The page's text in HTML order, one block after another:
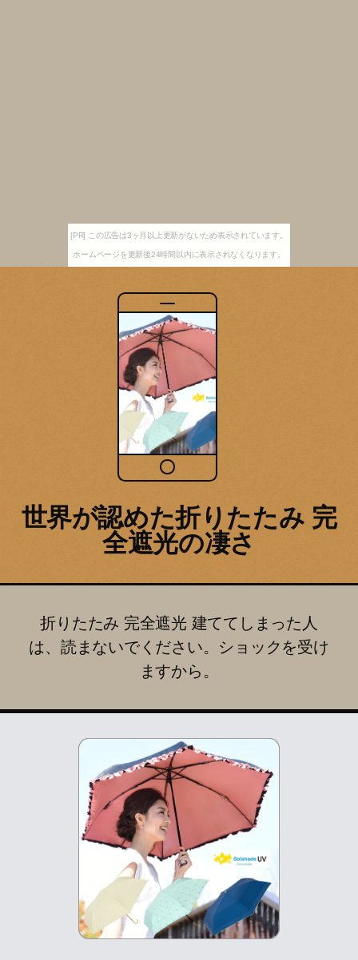
[PR] この広告は3ヶ月以上更新がないため表示されています。
ホームページを更新後24時間以内に表示されなくなります。
世界が認めた折りたたみ 完
全遮光の凄さ
折りたたみ 完全遮光 建ててしまった人
は、読まないでください。ショックを受け
ますから。